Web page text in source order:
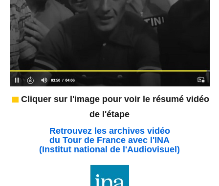
Cliquer sur l'image pour voir le résumé vidéo
de l'étape
Retrouvez les archives vidéo
du Tour de France avec l'INA
(Institut national de l'Audiovisuel)